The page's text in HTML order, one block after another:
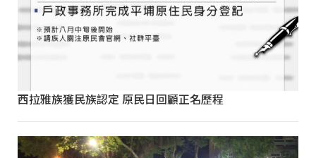
西拉雅族獲民族認定 原民日回顧正名歷程